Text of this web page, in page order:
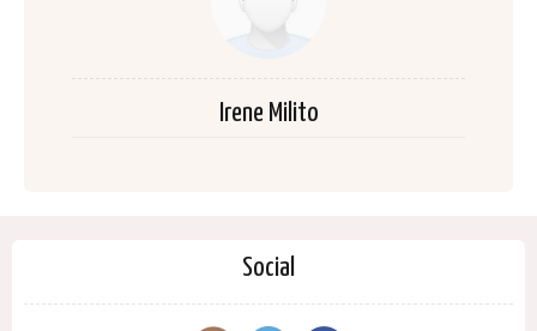
Irene Milito
Social